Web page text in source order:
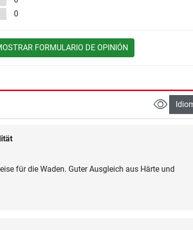
0
FORMULARIO DE OPINIÓN
für die Waden. Guter Ausgleich aus Härte und